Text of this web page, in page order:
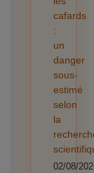
cafards
:
un
danger
sous-
estimé
selon
la
02/08/